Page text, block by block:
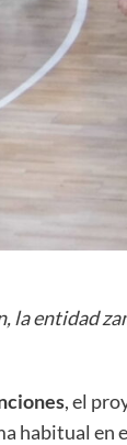
la entidad
, el
habitual en
La
mayo 7, 2026
Nos hacemos
que el próximo
cuarto
sus cambios.